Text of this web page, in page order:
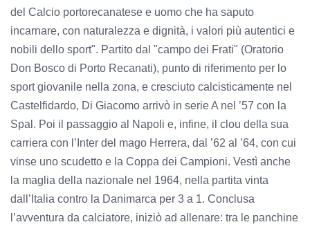
del Calcio portorecanatese e uomo che ha saputo
incarnare, con naturalezza e dignità, i valori più autentici e
nobili dello sport". Partito dal "campo dei Frati" (Oratorio
Don Bosco di Porto Recanati), punto di riferimento per lo
sport giovanile nella zona, e cresciuto calcisticamente nel
Castelfidardo, Di Giacomo arrivò in serie A nel ’57 con la
Spal. Poi il passaggio al Napoli e, infine, il clou della sua
carriera con l’Inter del mago Herrera, dal ’62 al ’64, con cui
vinse uno scudetto e la Coppa dei Campioni. Vestì anche
la maglia della nazionale nel 1964, nella partita vinta
dall’Italia contro la Danimarca per 3 a 1. Conclusa
l’avventura da calciatore, iniziò ad allenare: tra le panchine